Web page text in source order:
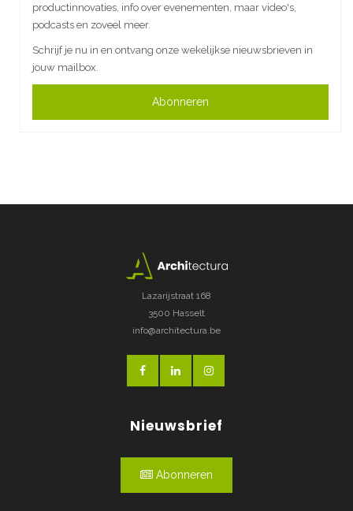
productinnovaties, info over evenementen, maar video's,
podcasts en zoveel meer.
Schrijf je nu in en ontvang onze wekelijkse nieuwsbrieven in
jouw mailbox.
Abonneren
Lazarijstraat 168
3500 Hasselt
info@architectura.be
Nieuwsbrief
Abonneren